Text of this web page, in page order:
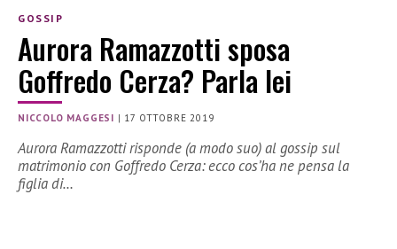
GOSSIP
Aurora Ramazzotti sposa
Goffredo Cerza? Parla lei
NICCOLO MAGGESI | 17 OTTOBRE 2019
Aurora Ramazzotti risponde (a modo suo) al gossip sul
matrimonio con Goffredo Cerza: ecco cos’ha ne pensa la
figlia di…